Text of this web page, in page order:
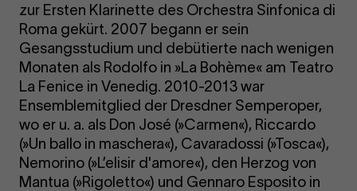
zur Ersten Klarinette des Orchestra Sinfonica di
Roma gekürt. 2007 begann er sein
Gesangsstudium und debütierte nach wenigen
Monaten als Rodolfo in »La Bohème« am Teatro
La Fenice in Venedig. 2010-2013 war
Ensemblemitglied der Dresdner Semperoper,
wo er u. a. als Don José (»Carmen«), Riccardo
(»Un ballo in maschera«), Cavaradossi (»Tosca«),
Nemorino (»L’elisir d'amore«), den Herzog von
Mantua (»Rigoletto«) und Gennaro Esposito in